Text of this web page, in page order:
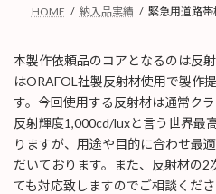
HOME 納入品実績 緊急用道路帯
本製作依頼品のコアとなるのは反
はORAFOL社製反射材使用で製作
す。今回使用する反射材は通常ク
反射輝度1,000cd/luxと言う世界最
りますが、用途や目的に合わせ最
だいております。また、反射材の2
ても対応致しますのでご相談くださ